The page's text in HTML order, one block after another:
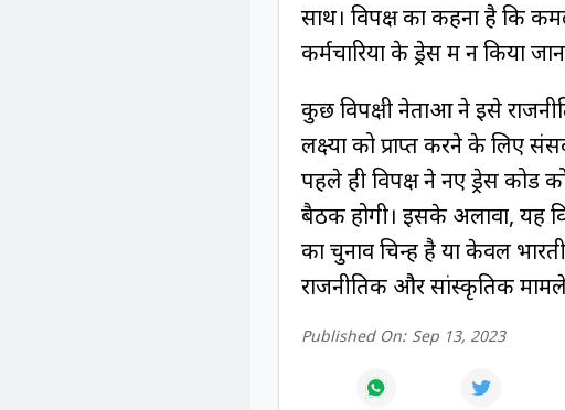
साथ। विपक्ष का कहना है कि
कर्मचारियों के ड्रेस में न किया
कुछ विपक्षी नेताओं ने इसे
लक्ष्यों को प्राप्त करने के लिए
पहले ही विपक्ष ने नए ड्रेस कोड
बैठक होगी। इसके अलावा, यह
का चुनाव चिन्ह है या केवल
राजनीतिक और सांस्कृतिक
Published On: Sep 13, 2023